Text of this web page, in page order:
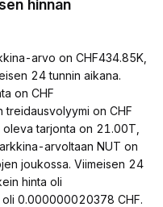
hinnan
arvo on CHF434.85K,
24 tunnin aikana.
on CHF
on CHF
tarjonta on 21.00T,
arvoltaan NUT on
joukossa. Viimeisen 24
hinta oli
0.000000020378 CHF.